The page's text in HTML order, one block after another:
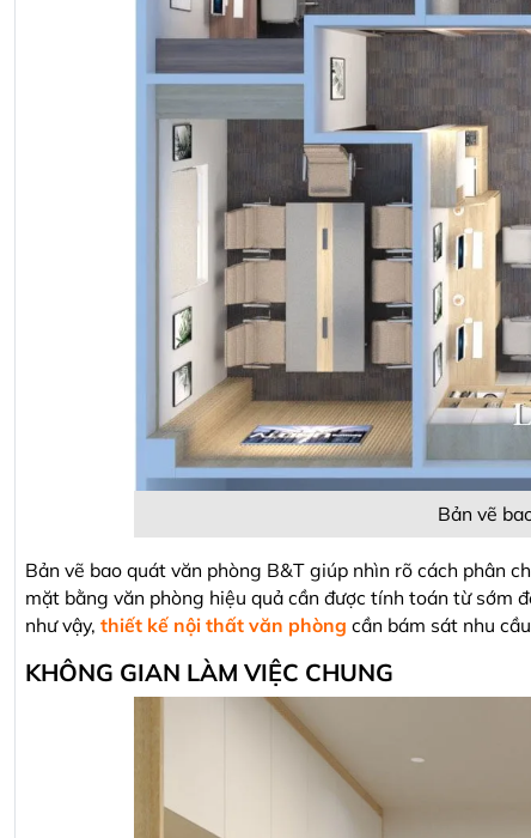
Bản vẽ
Bản vẽ bao quát văn phòng B&T giúp nhìn rõ cách phân
mặt bằng văn phòng hiệu quả cần được tính toán từ sớm
như vậy, thiết kế nội thất văn phòng cần bám sát nhu
KHÔNG GIAN LÀM VIỆC CHUNG